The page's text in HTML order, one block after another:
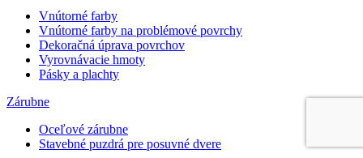
Vnútorné farby
Vnútorné farby na problémové povrchy
Dekoračná úprava povrchov
Vyrovnávacie hmoty
Pásky a plachty
Zárubne
Oceľové zárubne
Stavebné puzdrá pre posuvné dvere